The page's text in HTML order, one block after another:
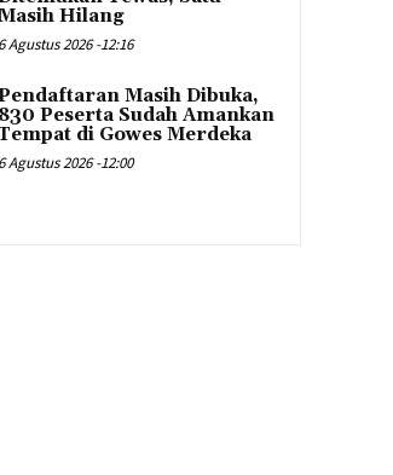
Hilang
6 Agustus 2026 -12:16
Masih Dibuka,
830 Peserta Sudah Amankan
di Gowes Merdeka
6 Agustus 2026 -12:00